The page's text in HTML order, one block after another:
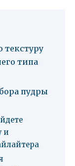
текстуру
типа
пудры
и